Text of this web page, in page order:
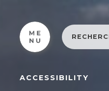
ACCESSIBILITY
Cookies management panel